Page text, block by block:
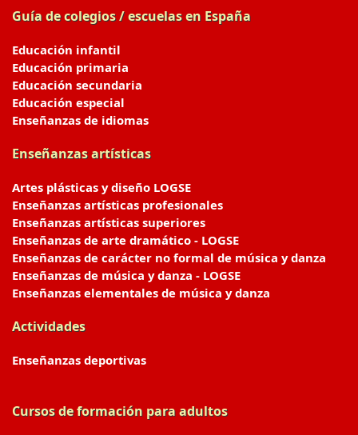
Guía de colegios / escuelas en España
Educación infantil
Educación primaria
Educación secundaria
Educación especial
Enseñanzas de idiomas
Enseñanzas artísticas
Artes plásticas y diseño LOGSE
Enseñanzas artísticas profesionales
Enseñanzas artísticas superiores
Enseñanzas de arte dramático - LOGSE
Enseñanzas de carácter no formal de música y danza
Enseñanzas de música y danza - LOGSE
Enseñanzas elementales de música y danza
Actividades
Enseñanzas deportivas
Cursos de formación para adultos